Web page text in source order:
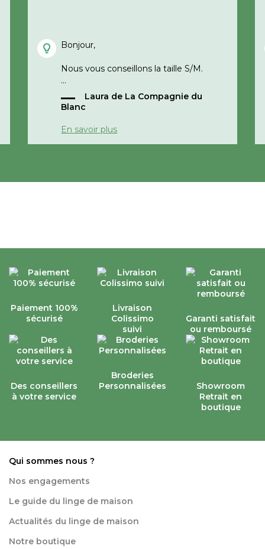
Bonjour,
Nous vous conseillons la taille S/M.
Cordialement,
Laura de La Compagnie du
Blanc
En savoir plus
Paiement 100%
sécurisé
Livraison
Colissimo
suivi
Garanti satisfait
ou remboursé
Des conseillers
à votre service
Broderies
Personnalisées
Showroom
Retrait en
boutique
Qui sommes nous ?
Nos engagements
Le guide du linge de maison
Actualités du linge de maison
Notre boutique